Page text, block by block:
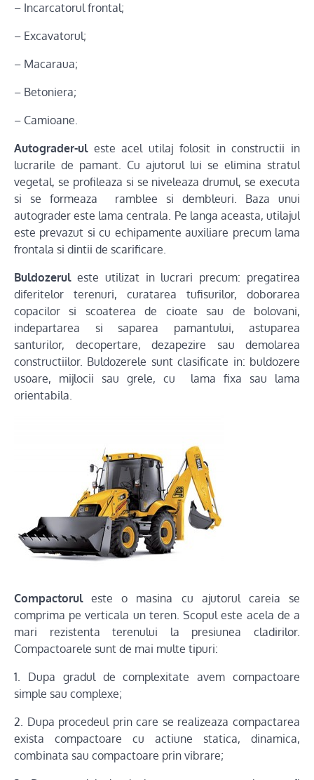
– Incarcatorul frontal;
– Excavatorul;
– Macaraua;
– Betoniera;
– Camioane.
Autograder-uleste acel utilaj folosit in constructii in
lucrarile de pamant. Cu ajutorul lui se elimina stratul
vegetal, se profileaza si se niveleaza drumul, se executa
si se formeaza ramblee si dembleuri. Baza unui
autograder este lama centrala. Pe langa aceasta, utilajul
este prevazut si cu echipamente auxiliare precum lama
frontala si dintii de scarificare.
Buldozeruleste utilizat in lucrari precum: pregatirea
diferitelor terenuri, curatarea tufisurilor, doborarea
copacilor si scoaterea de cioate sau de bolovani,
indepartarea si saparea pamantului, astuparea
santurilor, decopertare, dezapezire sau demolarea
constructiilor. Buldozerele sunt clasificate in: buldozere
usoare, mijlocii sau grele, cu lama fixa sau lama
orientabila.
Compactoruleste o masina cu ajutorul careia se
comprima pe verticala un teren. Scopul este acela de a
mari rezistenta terenului la presiunea cladirilor.
Compactoarele sunt de mai multe tipuri:
1. Dupa gradul de complexitate avem compactoare
simple sau complexe;
2. Dupa procedeul prin care se realizeaza compactarea
exista compactoare cu actiune statica, dinamica,
combinata sau compactoare prin vibrare;